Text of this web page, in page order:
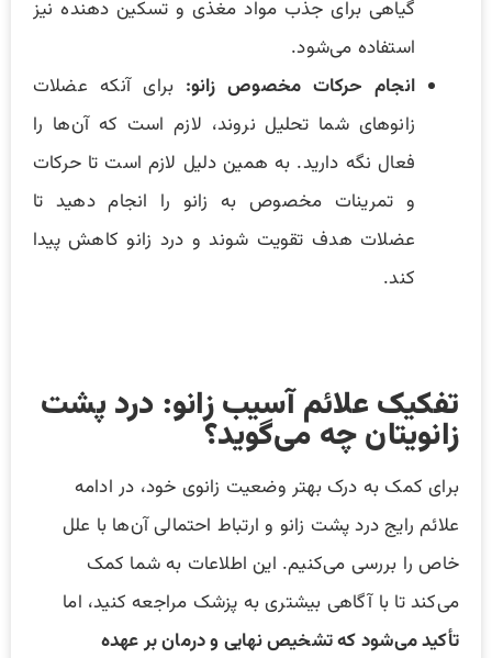
گیاهی برای جذب مواد مغذی و تسکین دهنده نیز
استفاده می‌شود‌.
انجام حرکات مخصوص زانو: برای آنکه عضلات
زانوهای شما تحلیل نروند، لازم است که آن‌ها را
فعال نگه دارید. به همین دلیل لازم است تا حرکات
و تمرینات مخصوص به زانو را انجام دهید تا
عضلات هدف تقویت شوند و درد زانو کاهش پیدا
کند.
تفکیک علائم آسیب زانو: درد پشت
زانویتان چه می‌گوید؟
برای کمک به درک بهتر وضعیت زانوی خود، در ادامه
علائم رایج درد پشت زانو و ارتباط احتمالی آن‌ها با علل
خاص را بررسی می‌کنیم. این اطلاعات به شما کمک
می‌کند تا با آگاهی بیشتری به پزشک مراجعه کنید، اما
تأکید می‌شود که تشخیص نهایی و درمان بر عهده